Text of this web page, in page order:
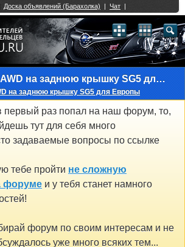
Ищу шильдик AWD на заднюю крышку SG5 для Европы
на заднюю крышку SG5 для Европы
первый раз попал на наш форум, то,
тут для себя много
задаваемые вопросы по ссылке
тебе пройти не сложную
форуме и у тебя станет намного
форум по своим интересам и не
уже много всяких тем...
Sign On provided byvBSSO
12 13 14 15 16 17 18 21 22 23 24 25 26
32 33 34 35 36 37 38 39 40 41 42 43